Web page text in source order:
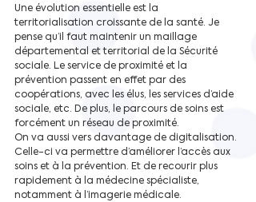
Une évolution essentielle est la
territorialisation croissante de la santé. Je
pense qu’il faut maintenir un maillage
départemental et territorial de la Sécurité
sociale. Le service de proximité et la
prévention passent en effet par des
coopérations, avec les élus, les services d’aide
sociale, etc. De plus, le parcours de soins est
forcément un réseau de proximité.
On va aussi vers davantage de digitalisation.
Celle-ci va permettre d’améliorer l’accès aux
soins et à la prévention. Et de recourir plus
rapidement à la médecine spécialiste,
notamment à l’imagerie médicale.